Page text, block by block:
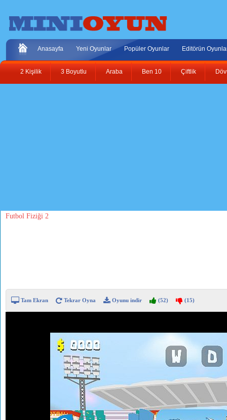
Anasayfa Yeni Oyunlar Popüler Oyunlar Editörün
2 Kişilik 3 Boyutlu Araba Ben 10 Çiftlik
Futbol Fiziği 2
Tam Ekran Tekrar Oyna Oyunu indir (52) (15)